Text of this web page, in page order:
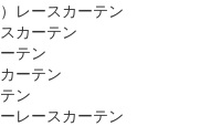
レースカーテン
カーテン
テン
ーテン
ン
レースカーテン